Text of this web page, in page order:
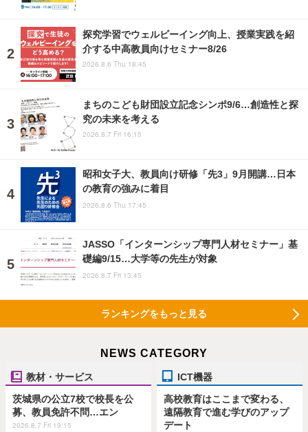
探究学習でウェルビーイング向上、授業実践を紹
介する中高教員向けセミナー8/26
2026.8.6 Thu 18:45
まちのこども財団設立記念シンポ9/6…創造性と探
究の未来を考える
2026.8.7 Fri 16:15
昭和女子大、教員向け研修「先3」9月開講…日本
の教育の強みに着目
2026.8.6 Thu 17:45
JASSO「インターンシップ専門人材セミナー」基
礎編9/15…大学等の先生が対象
2026.8.7 Fri 13:45
ランキングをもっと見る
NEWS CATEGORY
教材・サービス
茨城県の公立7校で校長を公
募、教員免許不問…エン
2026.8.7 Fri 19:15
ICT機器
高校教育はここまで変わる、
遠隔教育で進む学びのアップ
デート